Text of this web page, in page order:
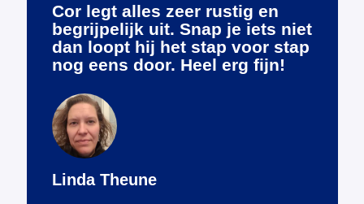
Cor legt alles zeer rustig en
begrijpelijk uit. Snap je iets niet
dan loopt hij het stap voor stap
nog eens door. Heel erg fijn!
Linda Theune